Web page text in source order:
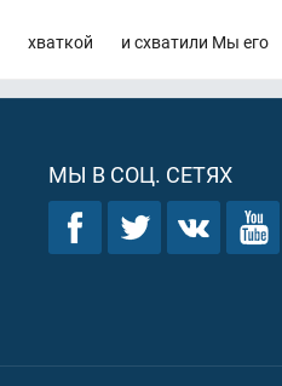
и схватили Мы его
хваткой
МЫ В СОЦ. СЕТЯХ